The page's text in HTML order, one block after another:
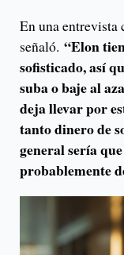
En una entrevista
señaló. “Elon
sofisticado, así
suba o baje al
deja llevar por
tanto dinero de
general sería
probablemente